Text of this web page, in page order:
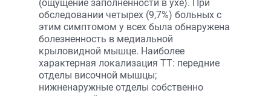
(ощущение заполненности в ухе). При
обследовании четырех (9,7%) больных с
этим симптомом у всех была обнаружена
болезненность в медиальной
крыловидной мышце. Наиболее
характерная локализация ТТ: передние
отделы височной мышцы;
нижненаружные отделы собственно